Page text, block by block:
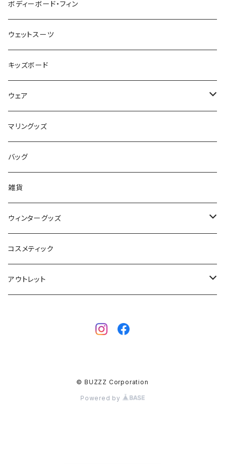
pride.m
FLOCO
Mermaid & Guys
UNDERSERIES
TABIE REVO
AQA
STORMBLADE
サーフボード
SUP
BBS / EAU WETSUITS
GO NATURE
MAHALO
フィン
サーフボードアクセサリー
ボディーボード
BBフィン
BBアクセサリー
コイルコード
ボードケース
ボディーボード・フィン
ウェットスーツ
キッズボード
ウェア
メンズ
レディース
キッズ
マリングッズ
バッグ
雑貨
ウィンターグッズ
ブーツ
グローブ
コスメティック
アウトレット
© BUZZZ Corporation
Powered by